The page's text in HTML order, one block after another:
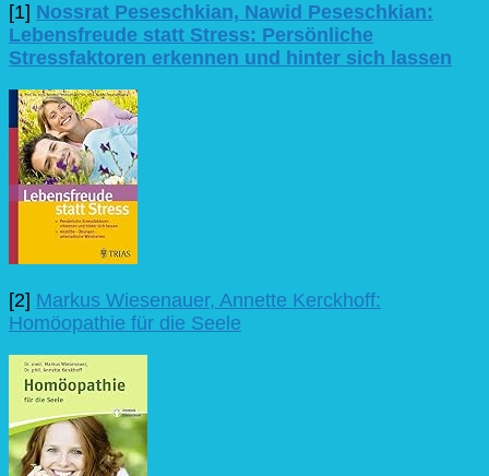
[1] Nossrat Peseschkian, Nawid Peseschkian:
Lebensfreude statt Stress: Persönliche
Stressfaktoren erkennen und hinter sich lassen
[2] Markus Wiesenauer, Annette Kerckhoff:
Homöopathie für die Seele